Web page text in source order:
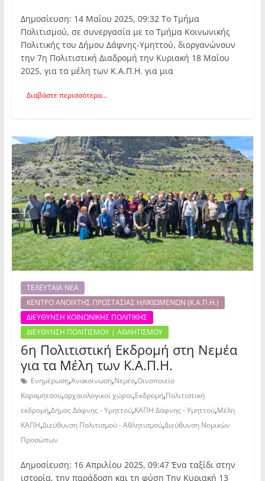
Δημοσίευση: 14 Μαΐου 2025, 09:32 Το Τμήμα
Πολιτισμού, σε συνεργασία με το Τμήμα Κοινωνικής
Πολιτικής του Δήμου Δάφνης-Υμηττού, διοργανώνουν
την 7η Πολιτιστική Διαδρομή την Κυριακή 18 Μαΐου
2025, για τα μέλη των Κ.Α.Π.Η. για μια
Διαβάστε περισσότερα...
ΤΕΛΕΥΤΑΙΑ ΝΕΑ
ΚΕΝΤΡΟ ΑΝΟΙΧΤΗΣ ΠΡΟΣΤΑΣΙΑΣ ΗΛΙΚΙΩΜΕΝΩΝ (Κ.Α.Π.Η.)
ΔΙΕΥΘΥΝΣΗ ΚΟΙΝΩΝΙΚΗΣ ΠΟΛΙΤΙΚΗΣ
ΔΙΕΥΘΥΝΣΗ ΠΟΛΙΤΙΣΜΟΥ | ΑΘΛΗΤΙΣΜΟΥ
6η Πολιτιστική Εκδρομή στη Νεμέα
για τα Μέλη των Κ.Α.Π.Η.
Ενημέρωση,Ανακοίνωση,Νεμέα,Οινοποιείο
Καραμήτσου,αρχαιολογικοί χώροι,Εκδρομή,Πολιτιστική
εκδρομή,Δήμος Δάφνης - Υμηττού,ΚΑΠΗ Δάφνης - Υμηττού,Μέλη
ΚΑΠΗ,Διεύθυνση Πολιτισμού - Αθλητισμού,Διεύθυνση Νομικών
Προσώπων
Δημοσίευση: 16 Απριλίου 2025, 09:47 Ένα ταξίδι στην
ιστορία, την παράδοση και τη φύση Την Κυριακή 13